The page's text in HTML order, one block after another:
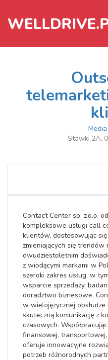
Stawki 2A,
Contact Center sp. z o.o.
kompleksowe usługi call
klientów, dostosowując
zmieniających się trendów
dwudziestoletnim
z wiodącymi markami w
szeroki zakres usług, w
wsparcie sprzedaży,
doradztwo biznesowe.
w wielojęzycznej
skuteczną komunikację z
czasowych.
finansowej,
oferuje innowacyjne
potrzeb różnorodnych